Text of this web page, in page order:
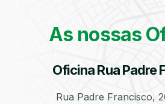
As nossas
Oficina Rua Padre
Rua Padre Francisco,
Bate-Chapas